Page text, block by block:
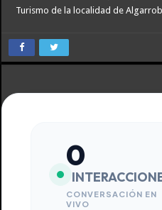
Turismo de la localidad de
0
CONVERSACIÓN EN
VIVO